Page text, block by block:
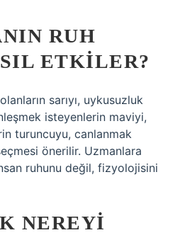
RUH
ETKILER?
sarıyı, uykusuzluk
isteyenlerin maviyi,
turuncuyu, canlanmak
önerilir. Uzmanlara
ruhunu değil, fizyolojisini
NEREYI